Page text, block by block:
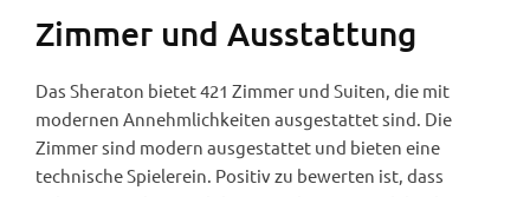
Zimmer und Ausstattung
Das Sheraton bietet 421 Zimmer und Suiten, die mit
modernen Annehmlichkeiten ausgestattet sind. Die
Zimmer sind modern ausgestattet und bieten eine
technische Spielerein. Positiv zu bewerten ist, dass